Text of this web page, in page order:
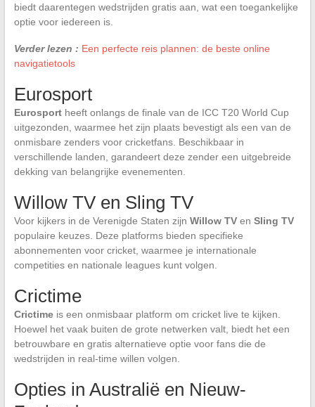
biedt daarentegen wedstrijden gratis aan, wat een toegankelijke
optie voor iedereen is.
Verder lezen : Een perfecte reis plannen: de beste online
navigatietools
Eurosport
Eurosportheeft onlangs de finale van de ICC T20 World Cup
uitgezonden, waarmee het zijn plaats bevestigt als een van de
onmisbare zenders voor cricketfans. Beschikbaar in
verschillende landen, garandeert deze zender een uitgebreide
dekking van belangrijke evenementen.
Willow TV en Sling TV
Voor kijkers in de Verenigde Staten zijn Willow TVen Sling TV
populaire keuzes. Deze platforms bieden specifieke
abonnementen voor cricket, waarmee je internationale
competities en nationale leagues kunt volgen.
Crictime
Crictimeis een onmisbaar platform om cricket live te kijken.
Hoewel het vaak buiten de grote netwerken valt, biedt het een
betrouwbare en gratis alternatieve optie voor fans die de
wedstrijden in real-time willen volgen.
Opties in Australië en Nieuw-